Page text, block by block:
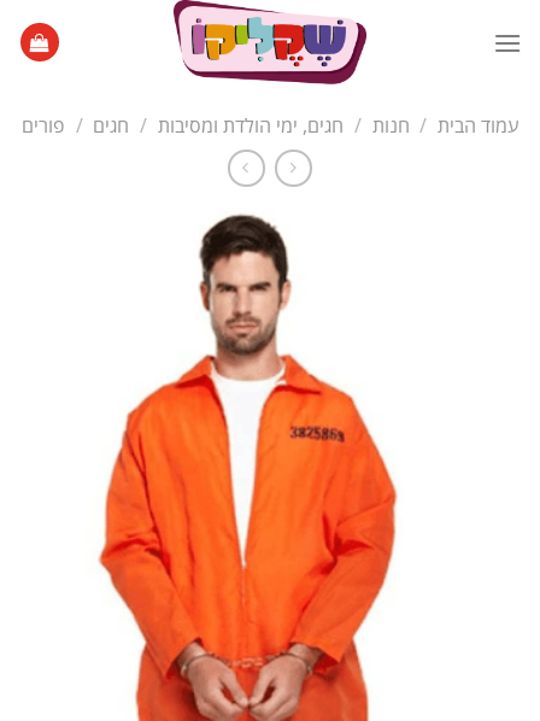
עמוד הבית / חנות / חגים, ימי הולדת ומסיבות / חגים / פורים